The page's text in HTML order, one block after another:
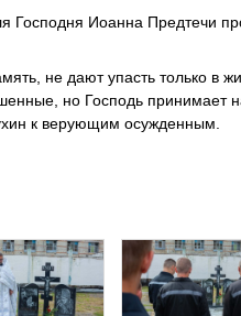
Господня Иоанна Предтечи
не дают упасть только в
но Господь принимает
к верующим осужденным.